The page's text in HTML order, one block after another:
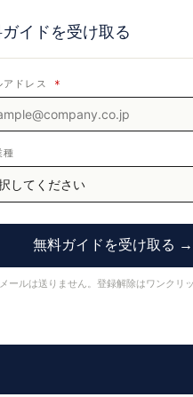
イドを受け取る
アドレス *
種
無料ガイドを受け取る →
ールは送りません。登録解除はワンクリ